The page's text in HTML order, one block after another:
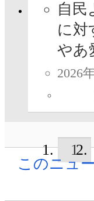
自民
に対
やあ
2026
1
このニュ